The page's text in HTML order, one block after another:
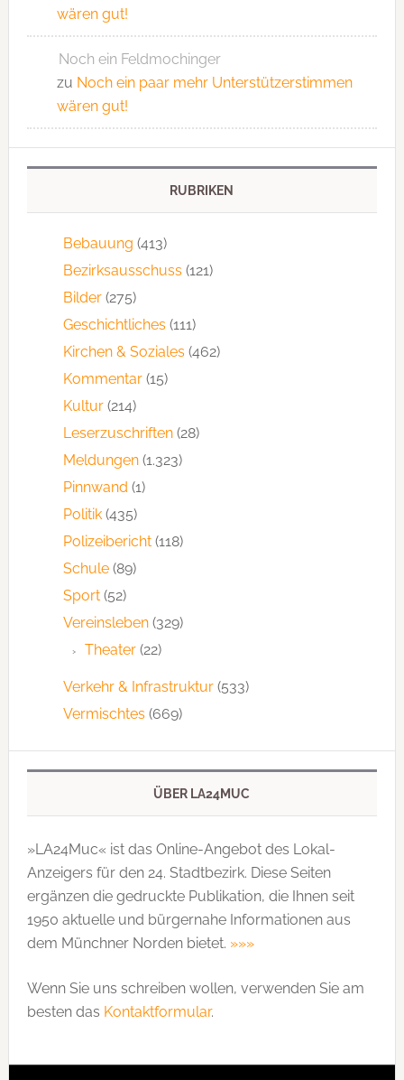
wären gut!
Noch ein Feldmochinger
zu Noch ein paar mehr Unterstützerstimmen
wären gut!
RUBRIKEN
Bebauung (413)
Bezirksausschuss (121)
Bilder(275)
Geschichtliches (111)
Kirchen & Soziales (462)
Kommentar(15)
Kultur(214)
Leserzuschriften(28)
Meldungen(1.323)
Pinnwand (1)
Politik(435)
Polizeibericht(118)
Schule(89)
Sport(52)
Vereinsleben(329)
Theater(22)
Verkehr & Infrastruktur(533)
Vermischtes (669)
ÜBER LA24MUC
»LA24Muc« ist das Online-Angebot des Lokal-
Anzeigers für den 24. Stadtbezirk. Diese Seiten
ergänzen die gedruckte Publi­kation, die Ihnen seit
1950 aktuelle und bürgernahe Informationen aus
dem Münchner Norden bietet. »»»
Wenn Sie uns schreiben wollen, verwenden Sie am
besten das Kontaktformular.